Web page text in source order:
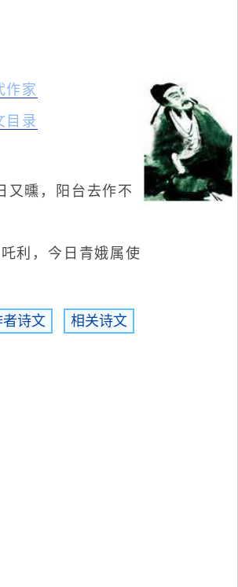
作家
目录
又曛，阳台去作不
，今日青娥属使
者诗文 相关诗文